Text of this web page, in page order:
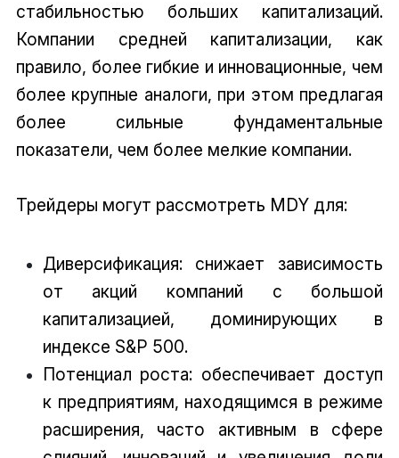
стабильностью больших капитализаций.
Компании средней капитализации, как
правило, более гибкие и инновационные, чем
более крупные аналоги, при этом предлагая
более сильные фундаментальные
показатели, чем более мелкие компании.
Трейдеры могут рассмотреть MDY для:
Диверсификация: снижает зависимость
от акций компаний с большой
капитализацией, доминирующих в
индексе S&P 500.
Потенциал роста: обеспечивает доступ
к предприятиям, находящимся в режиме
расширения, часто активным в сфере